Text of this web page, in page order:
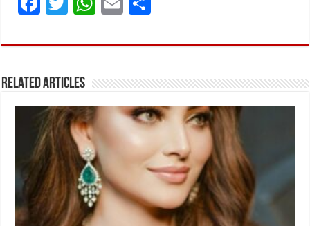
ce
o
o
k
it
r
at
A
p
p
ai ar
Related Articles